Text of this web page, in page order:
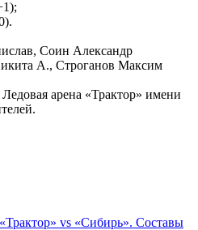
Соин Александр
А., Строганов Максим
арена «Трактор» имени
vs «Сибирь». Составы